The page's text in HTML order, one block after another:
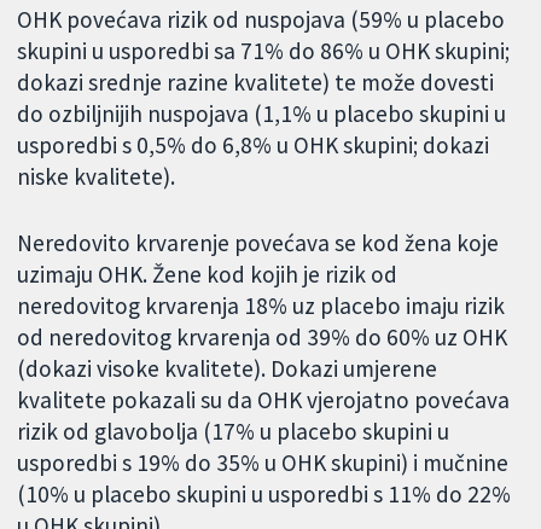
OHK povećava rizik od nuspojava (59% u placebo
skupini u usporedbi sa 71% do 86% u OHK skupini;
dokazi srednje razine kvalitete) te može dovesti
do ozbiljnijih nuspojava (1,1% u placebo skupini u
usporedbi s 0,5% do 6,8% u OHK skupini; dokazi
niske kvalitete).
Neredovito krvarenje povećava se kod žena koje
uzimaju OHK. Žene kod kojih je rizik od
neredovitog krvarenja 18% uz placebo imaju rizik
od neredovitog krvarenja od 39% do 60% uz OHK
(dokazi visoke kvalitete). Dokazi umjerene
kvalitete pokazali su da OHK vjerojatno povećava
rizik od glavobolja (17% u placebo skupini u
usporedbi s 19% do 35% u OHK skupini) i mučnine
(10% u placebo skupini u usporedbi s 11% do 22%